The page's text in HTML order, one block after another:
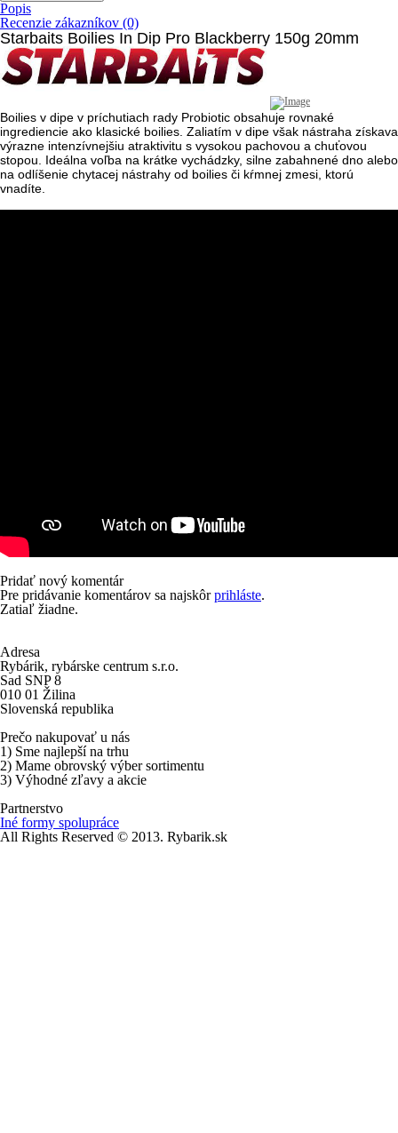
Popis
Recenzie zákazníkov (0)
Starbaits Boilies In Dip Pro Blackberry 150g 20mm
Boilies v dipe v príchutiach rady Probiotic obsahuje rovnaké
ingrediencie ako klasické boilies. Zaliatím v dipe však nástraha získava
výrazne intenzívnejšiu atraktivitu s vysokou pachovou a chuťovou
stopou. Ideálna voľba na krátke vychádzky, silne zabahnené dno alebo
na odlíšenie chytacej nástrahy od boilies či kŕmnej zmesi, ktorú
vnadíte.
Pridať nový komentár
Pre pridávanie komentárov sa najskôrprihláste.
Zatiaľ žiadne.
Adresa
Rybárik, rybárske centrum s.r.o.
Sad SNP 8
010 01 Žilina
Slovenská republika
Prečo nakupovať u nás
1) Sme najlepší na trhu
2) Mame obrovský výber sortimentu
3) Výhodné zľavy a akcie
Partnerstvo
Iné formy spolupráce
All Rights Reserved © 2013. Rybarik.sk